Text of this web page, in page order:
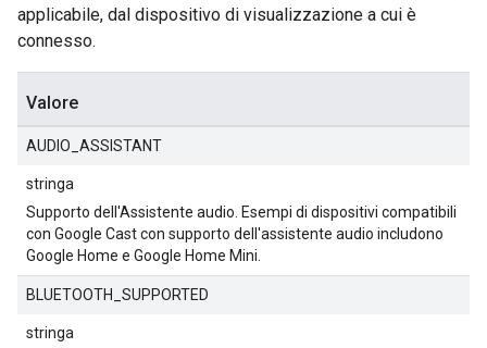
applicabile, dal dispositivo di visualizzazione a cui è
connesso.
Valore
AUDIO_ASSISTANT
stringa
Supporto dell'Assistente audio. Esempi di dispositivi compatibili
con Google Cast con supporto dell'assistente audio includono
Google Home e Google Home Mini.
BLUETOOTH_SUPPORTED
stringa